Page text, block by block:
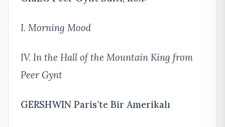
I. Morning Mood
IV. In the Hall of the Mountain King from
Peer Gynt
GERSHWIN Paris’te Bir Amerikalı